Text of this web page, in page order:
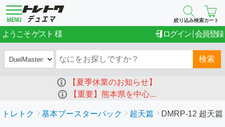
絞り込み検索カート
ようこそゲスト ログイン 会員登録
検索
【夏季休業のお知らせ】
【重要】熊本県を中心...
トレトク 基本ブースターパック 超天篇 DMRP-12 超天